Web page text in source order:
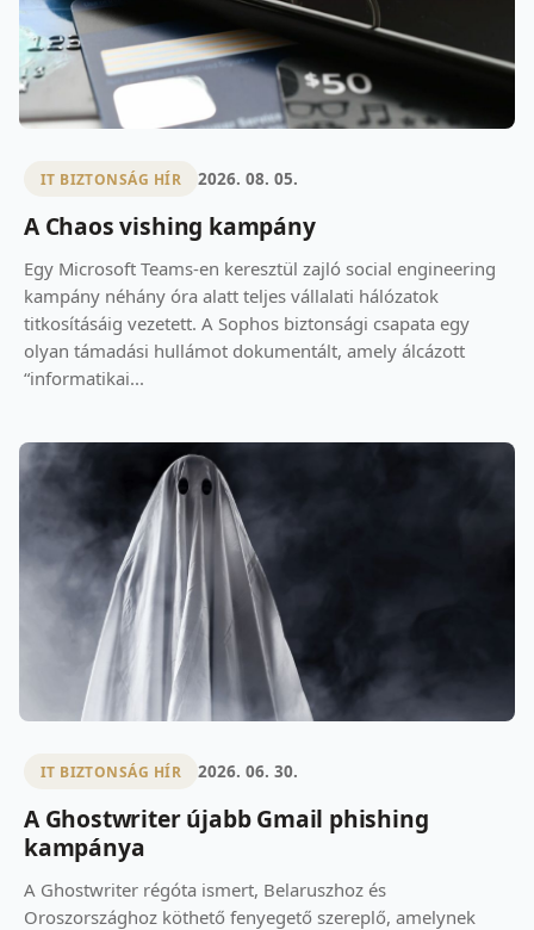
IT BIZTONSÁG HÍR 2026. 08. 05.
A Chaos vishing kampány
Egy Microsoft Teams-en keresztül zajló social engineering
kampány néhány óra alatt teljes vállalati hálózatok
titkosításáig vezetett. A Sophos biztonsági csapata egy
olyan támadási hullámot dokumentált, amely álcázott
“informatikai...
IT BIZTONSÁG HÍR 2026. 06. 30.
A Ghostwriter újabb Gmail phishing
kampánya
A Ghostwriter régóta ismert, Belaruszhoz és
Oroszországhoz köthető fenyegető szereplő, amelynek